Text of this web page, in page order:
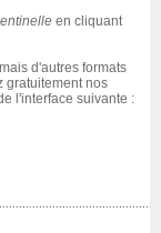
en cliquant
d'autres formats
gratuitement nos
l'interface suivante :